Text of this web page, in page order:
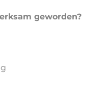
geworden?